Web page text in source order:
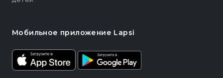
Мобильное приложение Lapsi